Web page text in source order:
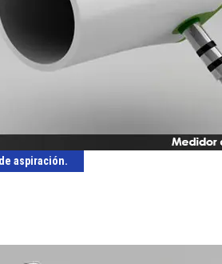
aspiración.